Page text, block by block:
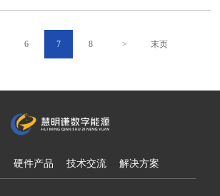
6 7 8 > 末页
硬件产品 技术交流 解决方案